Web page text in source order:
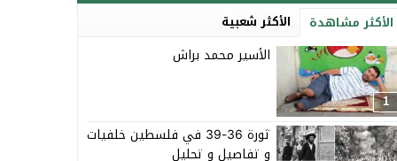
الأكثر مشاهدة الأكثر شعبية
1
الأسير محمد براش
ثورة 36-39 في فلسطين خلفيات
و تفاصيل و تحليل